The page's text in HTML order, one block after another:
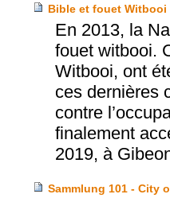
Bible et fouet Witbooi
En 2013, la
fouet witbooi.
Witbooi, ont
ces dernières
contre
finalement
2019, à
Sammlung 101 - City